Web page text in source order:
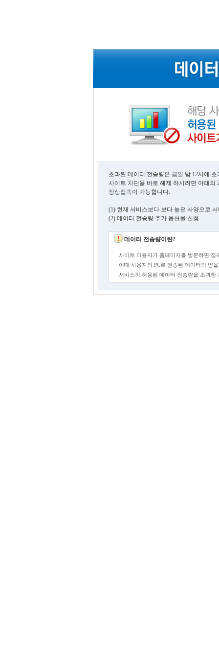
초과된 데이터 전송량은 금일 밤 12시에
사이트 차단을 바로 해제 하시려면 아래의
정상접속이 가능합니다.
(1) 현재 서비스보다 보다 높은 사양으로
(2) 데이터 전송량 추가 옵션을 신청
데이터 전송량이란?
사이트 이용자가 홈페이지를 방문하면 접
이때 사용자의 PC로 전송된 데이터의 양
서비스의 허용된 데이터 전송량을 초과